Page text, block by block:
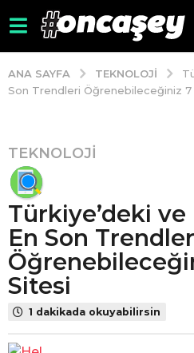
ANA SAYFA TEKNOLOJI
Son Trendleri Öğrenebileceğiniz
4
y
ı
l
ö
n
c
e
4
ı
TEKNOLOJI
Türkiye’deki ve
En Son
Sitesi
1 dakikada okuyabilirsin